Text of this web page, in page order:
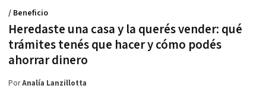
Heredaste una casa y la querés vender: qué
trámites tenés que hacer y cómo podés
ahorrar dinero
/ Beneficio
PorAnalía Lanzillotta